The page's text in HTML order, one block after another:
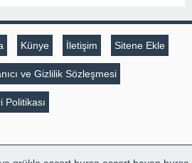
Künye İletişim Sitene Ekle
ve Gizlilik Sözleşmesi
Politikası